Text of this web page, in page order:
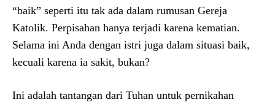
“baik” seperti itu tak ada dalam rumusan Gereja
Katolik. Perpisahan hanya terjadi karena kematian.
Selama ini Anda dengan istri juga dalam situasi baik,
kecuali karena ia sakit, bukan?
Ini adalah tantangan dari Tuhan untuk pernikahan